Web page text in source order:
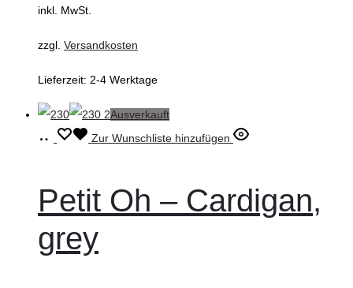
der
werden
inkl. MwSt.
zzgl. Versandkosten
Lieferzeit: 2-4 Werktage
Ausverkauft
Ausführung
Dieses
mehrere
Varianten
auf.
Zur Wunschliste hinzufügen
Petit Oh – Cardigan,
grey